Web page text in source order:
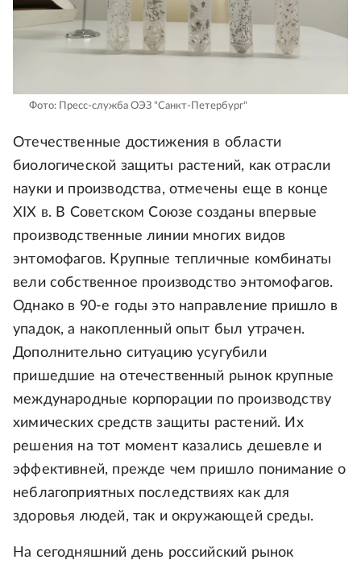
Фото: Пресс-служба ОЭЗ "Санкт-Петербург"
Отечественные достижения в области
биологической защиты растений, как отрасли
науки и производства, отмечены еще в конце
XIX в. В Советском Союзе созданы впервые
производственные линии многих видов
энтомофагов. Крупные тепличные комбинаты
вели собственное производство энтомофагов.
Однако в 90-е годы это направление пришло в
упадок, а накопленный опыт был утрачен.
Дополнительно ситуацию усугубили
пришедшие на отечественный рынок крупные
международные корпорации по производству
химических средств защиты растений. Их
решения на тот момент казались дешевле и
эффективней, прежде чем пришло понимание о
неблагоприятных последствиях как для
здоровья людей, так и окружающей среды.
На сегодняшний день российский рынок